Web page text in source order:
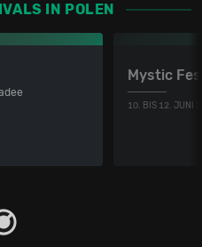
IN POLEN
Mystic
10. BIS 12. JUNI